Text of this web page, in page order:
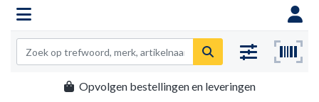
Opvolgen bestellingen en leveringen